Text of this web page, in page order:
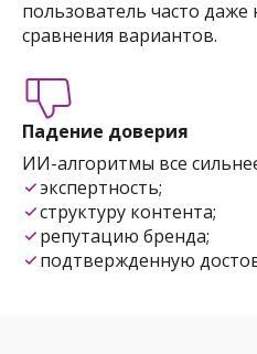
пользователь часто даже
сравнения вариантов.
Падение доверия
ИИ-алгоритмы все
экспертность;
структуру контента;
репутацию бренда;
подтвержденную